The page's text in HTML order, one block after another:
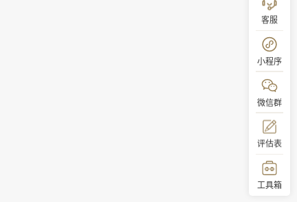
客服
小程序
微信群
评估表
工具箱